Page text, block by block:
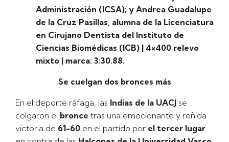
Administración (ICSA); y Andrea Guadalupe
de la Cruz Pasillas, alumna de la Licenciatura
en Cirujano Dentista del Instituto de
Ciencias Biomédicas (ICB) | 4×400 relevo
mixto | marca: 3:30.88.
Se cuelgan dos bronces más
En el deporte ráfaga, las Indias de la UACJ se
colgaron el bronce tras una emocionante y reñida
victoria de 61-60 en el partido por el tercer lugar